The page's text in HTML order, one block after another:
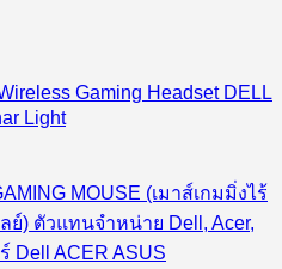
Gaming Headset DELL
Light